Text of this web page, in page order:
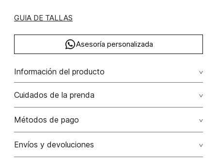
GUIA DE TALLAS
Asesoría personalizada
Información del producto
Blusa manga al codo rayón viscosa 100% 100.00% rayón
viscosa/
Cuidados de la prenda
Lavar a mano por separado / no dejar en remojo / no
No usar lejia
Métodos de pago
Tarjetas de crédito: Visa, Dinners, Master Card y American
Envíos y devoluciones